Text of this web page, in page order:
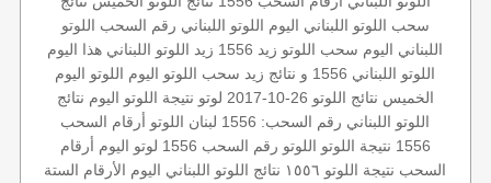
سحب اللوتو اللبناني اليوم اللوتو اللبناني رقم السحب اللوتو
اللبناني اليوم سحب اللوتو زيد 1556 زيد اللوتو اللبناني هذا اليوم
اللوتو اللبناني 1556 و نتائج زيد
سحب اللوتو اليوم اللوتو اليوم
الخميس نتائج اللوتو 26-10-2017 لوتو نتيجة اللوتو اليوم نتائج
اللوتو اللبناني رقم السحب: 1556 لبنان اللوتو أرقام السحب
1556 نتيجة اللوتو اللوتو رقم السحب 1556 لوتو اليوم أرقام
السحب نتيجة اللوتو ١٥٥٦ نتائج اللوتو اللبناني اليوم الأرقام الستة